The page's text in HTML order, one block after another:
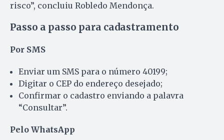
risco”, concluiu Robledo Mendonça.
Passo a passo para cadastramento
Por SMS
Enviar um SMS para o número 40199;
Digitar o CEP do endereço desejado;
Confirmar o cadastro enviando a palavra
“Consultar”.
Pelo WhatsApp